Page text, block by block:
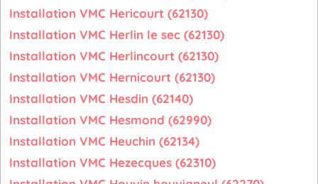
Installation VMC Hericourt (62130)
Installation VMC Herlin le sec (62130)
Installation VMC Herlincourt (62130)
Installation VMC Hernicourt (62130)
Installation VMC Hesdin (62140)
Installation VMC Hesmond (62990)
Installation VMC Heuchin (62134)
Installation VMC Hezecques (62310)